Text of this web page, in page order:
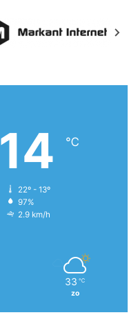
14 ℃
22º - 13º
97%
2.9 km/h
33 ℃
zo